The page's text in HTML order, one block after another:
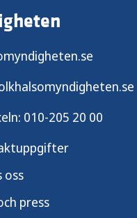
010-205 20 00
oss
press